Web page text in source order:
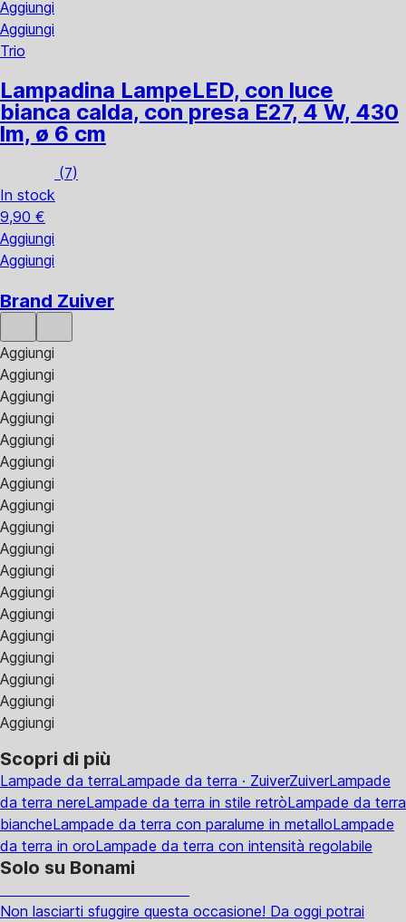
Aggiungi
Aggiungi
Trio
Lampadina LampeLED, con luce
bianca calda, con presa E27, 4 W, 430
lm, ø 6 cm
(7)
In stock
9,90 €
Aggiungi
Aggiungi
Brand Zuiver
Aggiungi
Aggiungi
Aggiungi
Aggiungi
Aggiungi
Aggiungi
Aggiungi
Aggiungi
Aggiungi
Aggiungi
Aggiungi
Aggiungi
Aggiungi
Aggiungi
Aggiungi
Aggiungi
Aggiungi
Aggiungi
Scopri di più
Lampade da terraLampade da terra · ZuiverZuiverLampade
da terra nereLampade da terra in stile retròLampade da terra
biancheLampade da terra con paralume in metalloLampade
da terra in oroLampade da terra con intensità regolabile
Solo su Bonami
Non lasciarti sfuggire questa occasione! Da oggi potrai